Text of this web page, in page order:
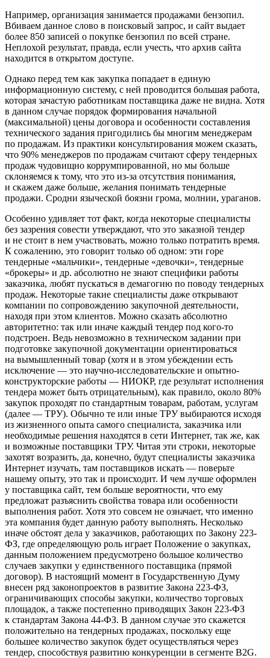
Например, организация занимается продажами бен­зопил.
Вбиваем данное слово в поисковый запрос, и сайт выдает
более 850 записей о покупке бензопил по всей стра­не.
Неплохой результат, правда, если учесть, что архив сайта
находится в открытом доступе.
Однако перед тем как закупка попадает в единую
информационную систему, с ней проводится большая работа,
которая зачастую работникам поставщика даже не видна. Хотя
в данном случае порядок формирования начальной
(максимальной) цены договора и особенно­сти составления
технического задания пригодились бы многим менеджерам
по продажам. Из практики консуль­тирования можем сказать,
что 90% менеджеров по про­дажам считают сферу тендерных
продаж чудовищно коррумпированной, но мы больше
склоняемся к тому, что это из-за отсутствия понимания,
и скажем даже больше, желания понимать тендерные
продажи. Сродни языческой боязни грома, молнии, ураганов.
Особенно удивляет тот факт, когда некоторые специа­листы
без зазрения совести утверждают, что это заказной тендер
и не стоит в нем участвовать, можно только потра­тить время.
К сожалению, это говорит только об одном: эти горе
тендерные «мальчики», тендерные «девочки», тен­дерные
«брокеры» и др. абсолютно не знают специфики работы
заказчика, любят пускаться в демагогию по пово­ду тендерных
продаж. Некоторые такие специалисты даже открывают
компании по сопровождению закупочной деятельности,
находя при этом клиентов. Можно сказать абсолютно
авторитетно: так или иначе каждый тендер под кого-то
подстроен. Ведь невозможно в техническом задании при
подготовке закупочной документации ори­ентироваться
на вымышленный товар (хотя и в этом убе­ждении есть
исключение — это научно-исследовательские и опытно-
конструкторские работы — НИОКР, где результат исполнения
тендера может быть отрицательным), как пра­вило, около 80%
закупок проходят по стандартным това­рам, работам, услугам
(далее — ТРУ). Обычно те или иные ТРУ выбираются исходя
из жизненного опыта самого спе­циалиста, заказчика или
необходимые решения находят­ся в сети Интернет, так же, как
и возможные поставщики ТРУ. Читая эти строки, некоторые
захотят возразить, да, конечно, будут специалисты заказчика
Интернет изучать, там поставщиков искать — поверьте
нашему опыту, это так и происходит. И чем лучше оформлен
у поставщика сайт, тем больше вероятности, что ему
предложат разъяснить свойства товара или особенности
выполнения работ. Хотя это совсем не означает, что именно
эта компания будет данную работу выполнять. Несколько
иначе обстоят дела у заказчиков, работающих по Закону 223-
ФЗ, где определя­ющую роль играет Положение о закупках,
данным положе­нием предусмотрено большое количество
случаев закупки у единственного поставщика (прямой
договор). В насто­ящий момент в Государственную Думу
внесен ряд зако­нопроектов в развитие Закона 223-ФЗ,
ограничивающих способы закупки, количество торговых
площадок, а также постепенно приводящих Закон 223-ФЗ
к стандартам Зако­на 44-ФЗ. В данном случае это скажется
положительно на тендерных продажах, поскольку еще
большее количест­во закупок будет осуществляться через
тендер, способствуя развитию конкуренции в сегменте B2G.